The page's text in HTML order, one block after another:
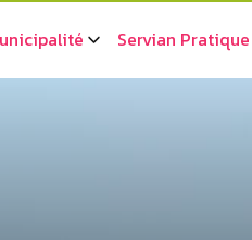
Servian Pratique